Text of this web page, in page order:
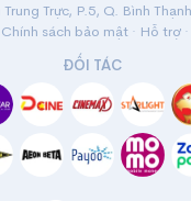
Trực, P.5, Q. Bình
Chính sách bảo mật · Hỗ trợ ·
ĐỐI TÁC